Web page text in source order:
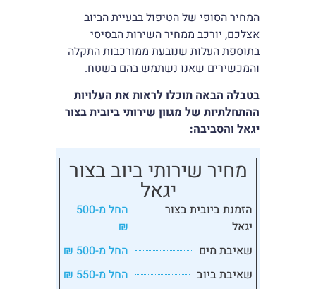
המחיר הסופי של הטיפול בבעיית הביוב
אצלכם, יורכב ממחיר השירות הבסיסי
בתוספת העלות שנובעת ממורכבות התקלה
והמכשירים שאנו נשתמש בהם בשטח.
בטבלה הבאה תוכלו לראות את העלויות
ההתחלתיות של מגוון שירותי ביובית בצור
יגאל והסביבה:
מחיר שירותי ביוב בצור
יגאל
הזמנת ביובית בצור
יגאל
החל מ-500
₪
שאיבת מים
החל מ-500 ₪
שאיבת ביוב
החל מ-550 ₪